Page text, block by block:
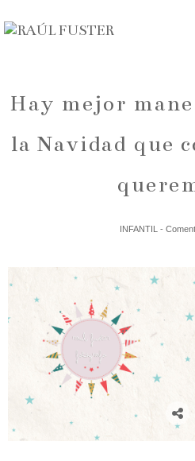
Hay mejor
la Navidad que
INFANTIL -